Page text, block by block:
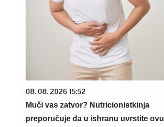
08. 08. 2026 15:52
Muči vas zatvor? Nutricionistkinja
preporučuje da u ishranu uvrstite ovu